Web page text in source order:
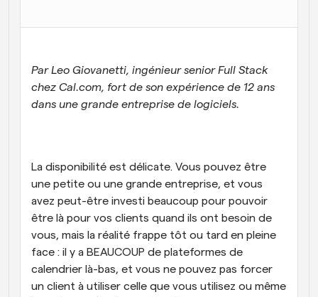
Programmation surpuissante avec des appels
alimentés par l'IA
Blog
Restez à jour avec les dernières nouvelles et mises à
jour
Liens de groupe dynamique
Réservez facilement des réunions avec plusieurs
personnes
Webhooks
Soyez informé lorsque quelque chose se passe
Par Leo Giovanetti, ingénieur senior Full Stack
chez Cal.com, fort de son expérience de 12 ans
dans une grande entreprise de logiciels.
La disponibilité est délicate. Vous pouvez être
une petite ou une grande entreprise, et vous
avez peut-être investi beaucoup pour pouvoir
être là pour vos clients quand ils ont besoin de
vous, mais la réalité frappe tôt ou tard en pleine
face : il y a BEAUCOUP de plateformes de
calendrier là-bas, et vous ne pouvez pas forcer
un client à utiliser celle que vous utilisez ou même